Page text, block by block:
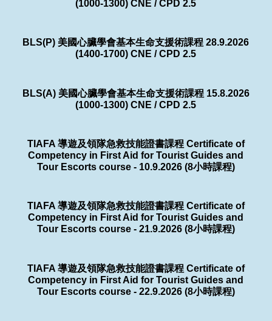
(1000-1300) CNE / CPD 2.5
BLS(P) 美國心臟學會基本生命支援術課程 28.9.2026
(1400-1700) CNE / CPD 2.5
BLS(A) 美國心臟學會基本生命支援術課程 15.8.2026
(1000-1300) CNE / CPD 2.5
TIAFA 導遊及領隊急救技能證書課程 Certificate of
Competency in First Aid for Tourist Guides and
Tour Escorts course - 10.9.2026 (8小時課程)
TIAFA 導遊及領隊急救技能證書課程 Certificate of
Competency in First Aid for Tourist Guides and
Tour Escorts course - 21.9.2026 (8小時課程)
TIAFA 導遊及領隊急救技能證書課程 Certificate of
Competency in First Aid for Tourist Guides and
Tour Escorts course - 22.9.2026 (8小時課程)